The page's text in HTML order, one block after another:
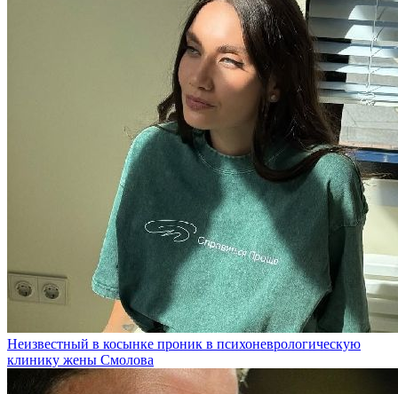
Неизвестный в косынке проник в психоневрологическую
клинику жены Смолова